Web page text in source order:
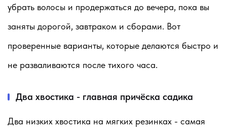
убрать волосы и продержаться до вечера, пока вы
заняты дорогой, завтраком и сборами. Вот
проверенные варианты, которые делаются быстро и
не разваливаются после тихого часа.
Два хвостика - главная причёска садика
Два низких хвостика на мягких резинках - самая